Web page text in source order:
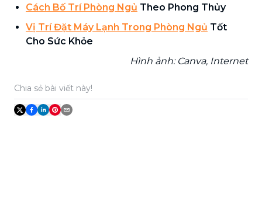
Cách Bố Trí Phòng Ngủ Theo Phong Thủy
Vị Trí Đặt Máy Lạnh Trong Phòng Ngủ Tốt
Cho Sức Khỏe
Hình ảnh: Canva, Internet
Chia sẻ bài viết này!